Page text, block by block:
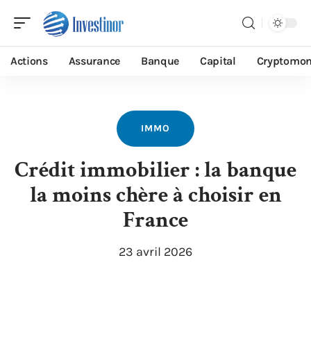
Actions Assurance Banque Capital
IMMO
Crédit immobilier : la banque
la moins chère à choisir en
France
23 avril 2026